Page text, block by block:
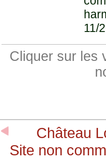
11/
Cliquer sur les
Château
Site non